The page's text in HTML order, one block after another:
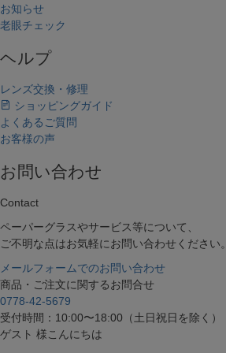
お知らせ
老眼チェック
ヘルプ
レンズ交換・修理
ショッピングガイド
よくあるご質問
お客様の声
お問い合わせ
Contact
ペーパーグラスやサービス等について、
ご不明な点はお気軽にお問い合わせください。
メールフォームでのお問い合わせ
商品・ご注文に関するお問合せ
0778-42-5679
受付時間：10:00〜18:00（土日祝日を除く）
ゲスト 様こんにちは